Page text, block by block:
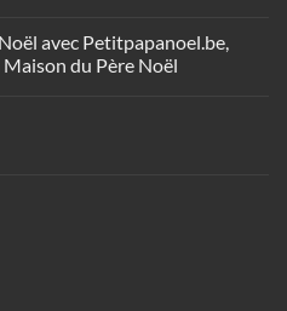
avec Petitpapanoel.be,
du Père Noël